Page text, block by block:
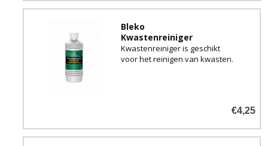
Bleko
Kwastenreiniger
Kwastenreiniger is geschikt
voor het reinigen van kwasten.
€4,25